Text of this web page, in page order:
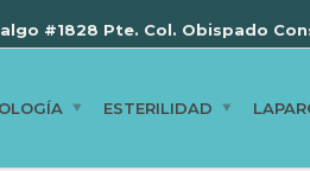
#1828 Pte. Col. Obispado
ESTERILIDAD